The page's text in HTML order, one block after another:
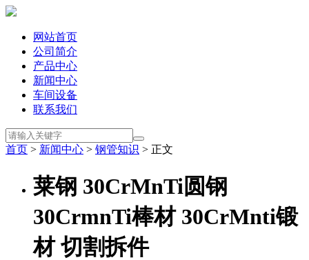
网站首页
公司简介
产品中心
新闻中心
车间设备
联系我们
首页 > 新闻中心 > 钢管知识 > 正文
莱钢 30CrMnTi圆钢
30CrmnTi棒材 30CrMnti锻
材 切割拆件